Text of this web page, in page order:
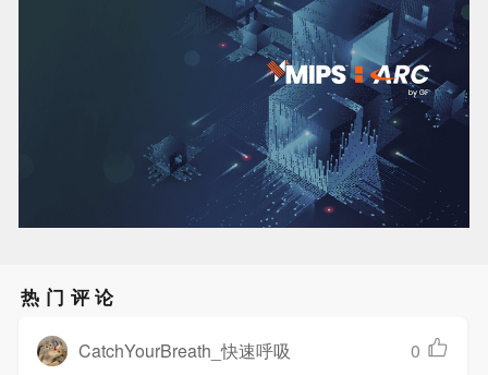
热门评论
CatchYourBreath_快速呼吸 0